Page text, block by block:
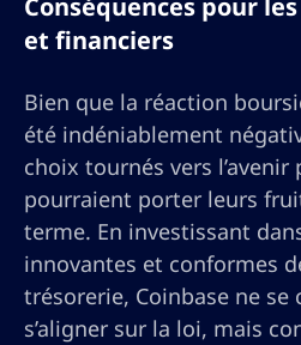
Conséquences pour
et financiers
Bien que la réaction
été indéniablement
choix tournés vers l’avenir
pourraient porter leurs
terme. En investissant
innovantes et conformes
trésorerie, Coinbase ne se
s’aligner sur la loi, mais